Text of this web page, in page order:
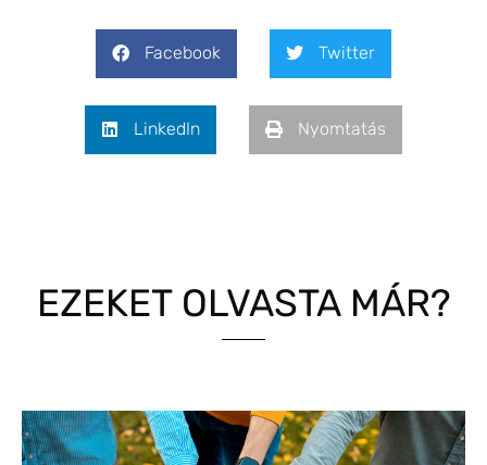
Facebook Twitter
LinkedIn Nyomtatás
EZEKET OLVASTA MÁR?